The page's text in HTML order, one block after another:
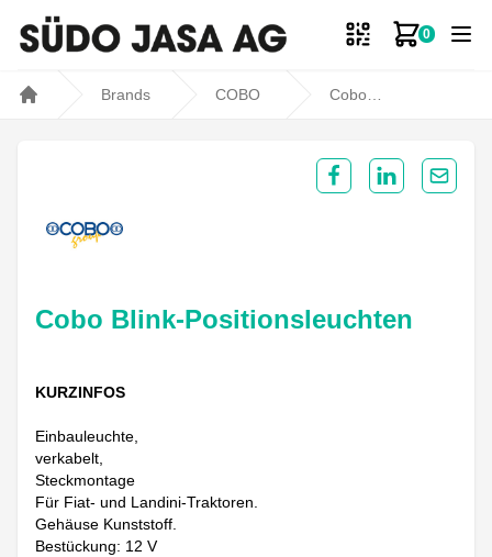
0
Zum
Brands COBO
Cobo Blink-Positionsleuchten
KURZINFOS
Einbauleuchte,
verkabelt,
Steckmontage
Für Fiat- und Landini-Traktoren.
Gehäuse Kunststoff.
Bestückung: 12 V
Share on Facebook
Share onShare